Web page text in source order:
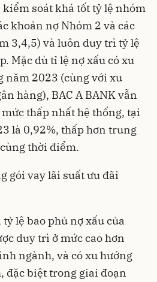
kiểm soát khá tốt tỷ lệ nhóm
khoản nợ Nhóm 2 và các
3,4,5) và luôn duy trì tỷ lệ
Mặc dù tỉ lệ nợ xấu có xu
năm 2023 (cùng với xu
hàng), BAC A BANK vẫn
thấp nhất hệ thống, tại
là 0,92%, thấp hơn trung
thời điểm.
gói vay lãi suất ưu đãi
lệ bao phủ nợ xấu của
duy trì ở mức cao hơn
ngành, và có xu hướng
đặc biệt trong giai đoạn